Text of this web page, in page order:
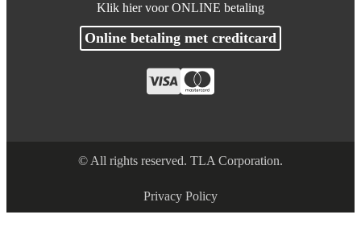
Klik hier voor ONLINE betaling
Online betaling met creditcard
© All rights reserved. TLA Corporation.
Privacy Policy